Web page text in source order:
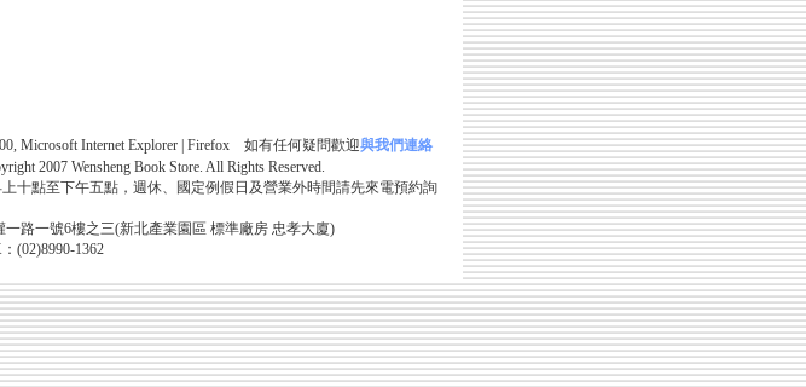
Microsoft Internet Explorer | Firefox 如有任何疑問歡迎與我們連絡
2007 Wensheng Book Store. All Rights Reserved.
十點至下午五點，週休、國定例假日及營業外時間請先來電預約詢
一路一號6樓之三(新北產業園區 標準廠房 忠孝大廈)
(02)8990-1362